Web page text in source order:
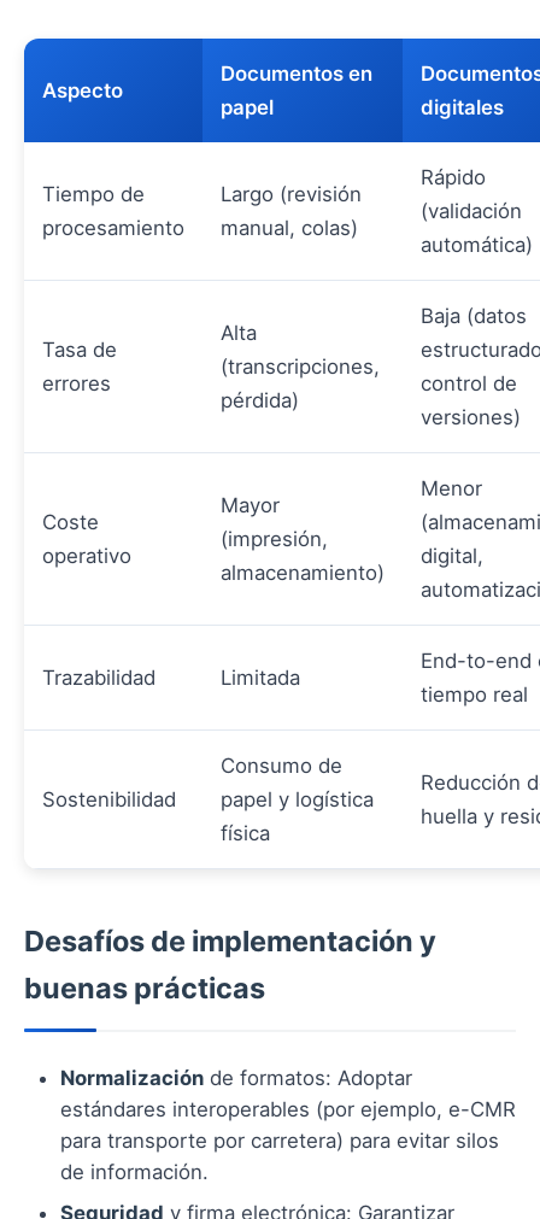
Aspecto
Documentos en
papel
digitales
Tiempo de
procesamiento
Largo (revisión
manual, colas)
Rápido
(validación
automática)
Tasa de
errores
Alta
(transcripciones,
pérdida)
Baja (datos
control de
versiones)
Coste
operativo
Mayor
(impresión,
almacenamiento)
Menor
digital,
Trazabilidad Limitada
End-to-end
tiempo real
Sostenibilidad
Consumo de
papel y logística
física
Reducción
huella y
Desafíos de implementación y
buenas prácticas
Normalización de formatos: Adoptar
estándares interoperables (por ejemplo, e-CMR
para transporte por carretera) para evitar silos
de información.
Seguridad y firma electrónica: Garantizar